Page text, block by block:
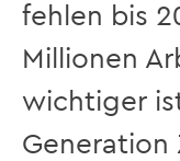
fehlen bis
Millionen
wichtiger
Generation